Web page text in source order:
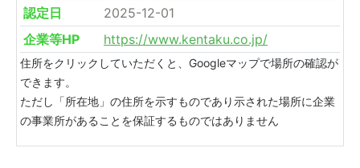
認定日
2025-12-01
企業等HP
https://www.kentaku.co.jp/
住所をクリックしていただくと、Googleマップで場所の確認が
できます。
ただし「所在地」の住所を示すものであり示された場所に企業
の事業所があることを保証するものではありません